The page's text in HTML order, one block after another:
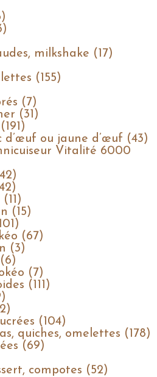
milkshake (17)
(155)
(7)
(31)
d’œuf ou jaune d’œuf (43)
Vitalité 6000
(15)
(67)
(3)
(7)
(111)
(104)
quiches, omelettes (178)
(69)
compotes (52)